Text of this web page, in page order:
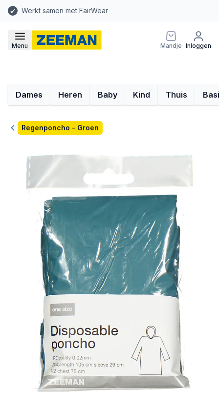
Werkt samen met FairWear
Menu Mandje Inloggen
Dames Heren Baby Kind Thuis
TerugRegenponcho - Groen